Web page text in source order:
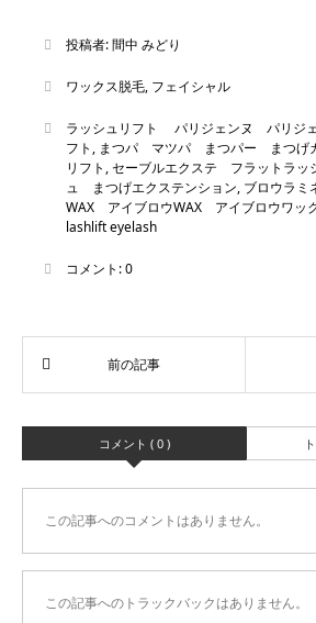
投稿者:間中 みどり
ワックス脱毛, フェイシャル
ラッシュリフト パリジェンヌ パリジェ
フト , まつパ マツパ まつパー まつげ
リフト ,セーブルエクステ フラットラ
ュ まつげエクステンション, ブロウラ
WAX アイブロウWAX アイブロウワッ
lashlift eyelash
コメント:0
コメント ( 0 )
この記事へのコメントはありません。
この記事へのトラックバックはありません。